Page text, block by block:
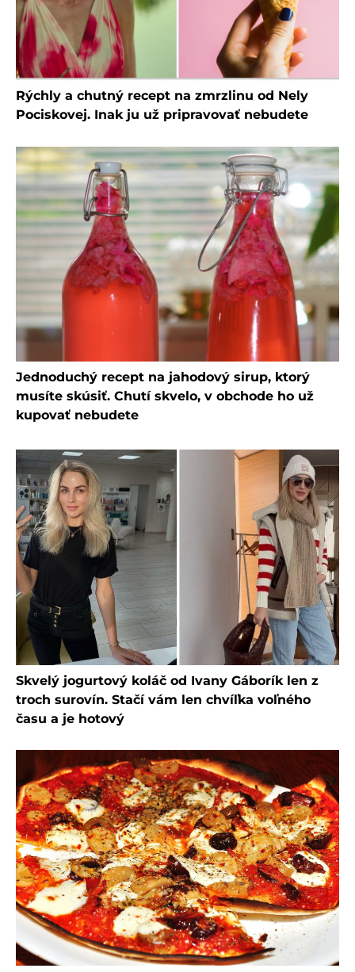
Rýchly a chutný recept na zmrzlinu od Nely
Pociskovej. Inak ju už pripravovať nebudete
Jednoduchý recept na jahodový sirup, ktorý
musíte skúsiť. Chutí skvelo, v obchode ho už
kupovať nebudete
Skvelý jogurtový koláč od Ivany Gáborík len z
troch surovín. Stačí vám len chvíľka voľného
času a je hotový